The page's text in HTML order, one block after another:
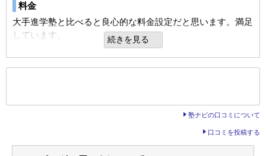
料金
大手進学塾と比べると良心的な料金設定だと思います。満足
しています。
講師
も良かった。
続きを見る
塾ナビの口コミについて
口コミを投稿する